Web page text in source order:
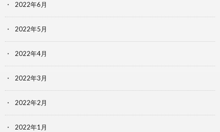
2022年6月
2022年5月
2022年4月
2022年3月
2022年2月
2022年1月